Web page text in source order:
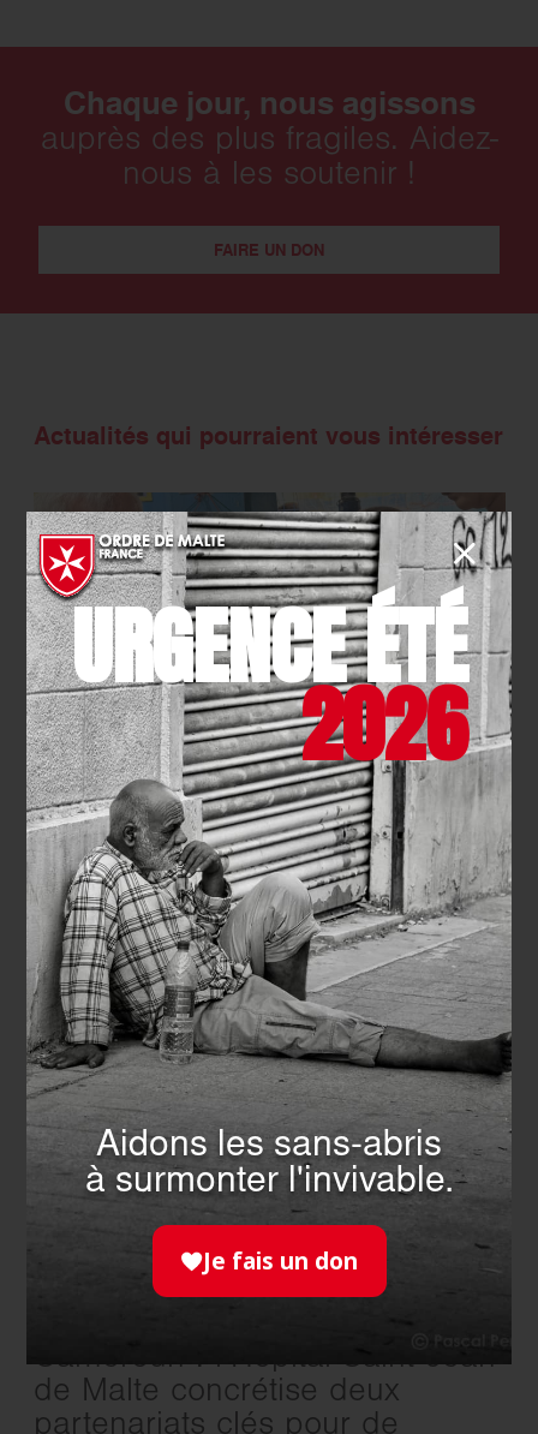
Chaque jour, nous agissons
auprès des plus fragiles. Aidez-
nous à les soutenir !
FAIRE UN DON
Actualités qui pourraient vous intéresser
INTERNATIONAL- 01.04.2026
Santé infantile : mission
médicale au cœur des
bidonvilles de Manille
EN SAVOIR PLUS
Cameroun : l’Hôpital Saint-Jean
de Malte concrétise deux
partenariats clés pour de
URGENCE ÉTÉ
2026
Aidons les sans-abris
à surmonter l'invivable.
Je fais un don